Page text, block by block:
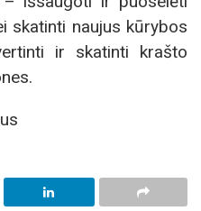
skatinti naujus kūrybos
ir skatinti krašto